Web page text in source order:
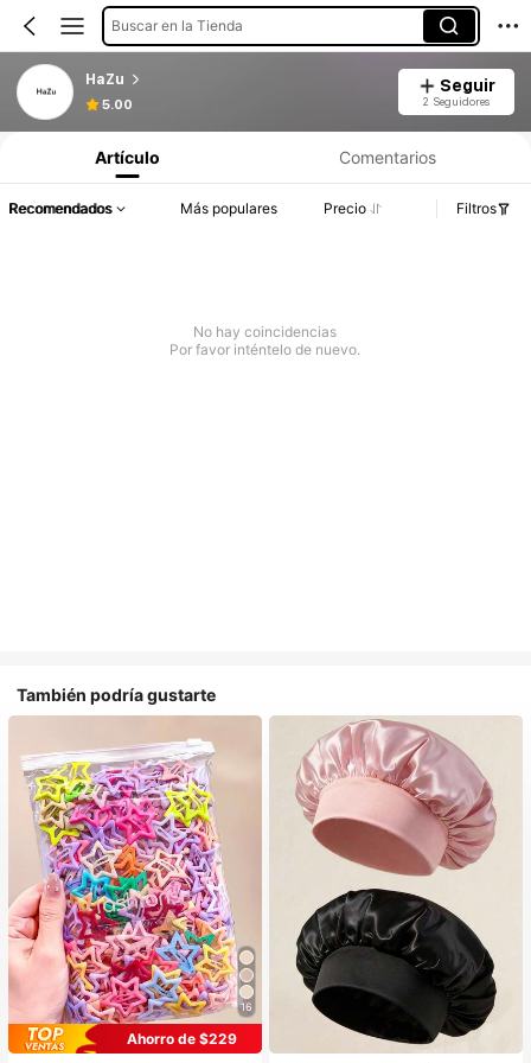
Buscar en la Tienda
HaZu
5.00
Seguir
2 Seguidores
Artículo Comentarios
Recomendados Más populares Precio Filtros
No hay coincidencias
Por favor inténtelo de nuevo.
También podría gustarte
16
Ahorro de $229
#1 Más vendidos
en Multicolor Gorros para el pelo para mujer
Establecido hace 1 año